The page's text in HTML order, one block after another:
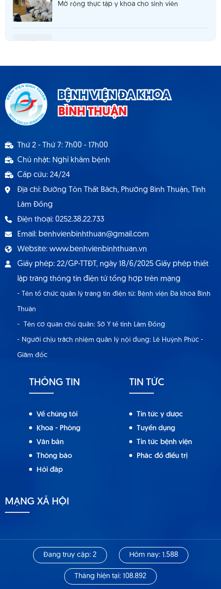
Mở rộng thực tập y khoa cho sinh viên
Thông báo cơ sở khám chữa bệnh đáp ứng yêu
cầu là cơ sở hướng dẫn thực hành
BỆNH VIỆN ĐA KHOA
BÌNH THUẬN
Thứ 2 - Thứ 7: 7h00 - 17h00
Chủ nhật: Nghỉ khám bệnh
Cấp cứu: 24/24
Địa chỉ: Đường Tôn Thất Bách, Phường Bình Thuận, Tỉnh
Lâm Đồng
Điện thoại: 0252.38.22.733
Email: benhvienbinhthuan@gmail.com
Website: www.benhvienbinhthuan.vn
Giấy phép: 22/GP-TTĐT, ngày 18/6/2025 Giấy phép thiết
lập trang thông tin điện tử tổng hợp trên mạng
- Tên tổ chức quản lý trang tin điện tử: Bệnh viện Đa khoa Bình
Thuận
- Tên cơ quan chủ quản: Sở Y tế tỉnh Lâm Đồng
- Người chịu trách nhiệm quản lý nội dung: Lê Huỳnh Phúc -
Giám đốc
THÔNG TIN
Về chúng tôi
Khoa - Phòng
Văn bản
Thông báo
Hỏi đáp
TIN TỨC
Tin tức y dược
Tuyển dụng
Tin tức bệnh viện
Phác đồ điều trị
MẠNG XÃ HỘI
Đang truy cập: 2 Hôm nay: 1.588
Tháng hiện tại: 108.892